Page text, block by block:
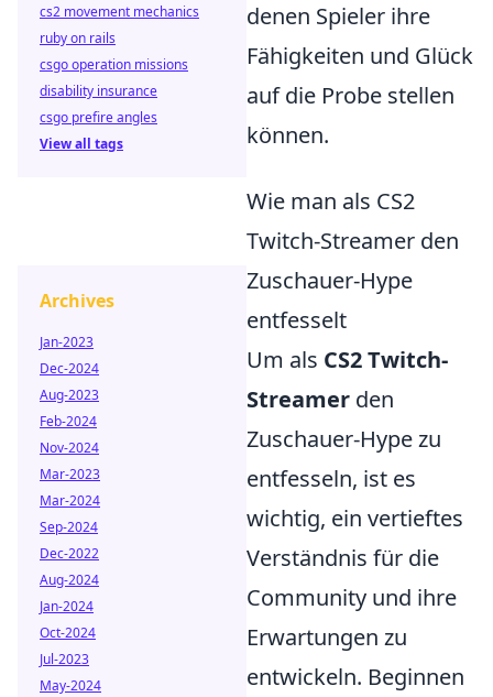
denen Spieler ihre
Fähigkeiten und Glück
auf die Probe stellen
können.
Wie man als CS2
Twitch-Streamer den
Zuschauer-Hype
entfesselt
Um als CS2 Twitch-
Streamer den
Zuschauer-Hype zu
entfesseln, ist es
wichtig, ein vertieftes
Verständnis für die
Community und ihre
Erwartungen zu
entwickeln. Beginnen
cs2 movement mechanics
ruby on rails
csgo operation missions
disability insurance
csgo prefire angles
View all tags
Archives
Jan-2023
Dec-2024
Aug-2023
Feb-2024
Nov-2024
Mar-2023
Mar-2024
Sep-2024
Dec-2022
Aug-2024
Jan-2024
Oct-2024
Jul-2023
May-2024